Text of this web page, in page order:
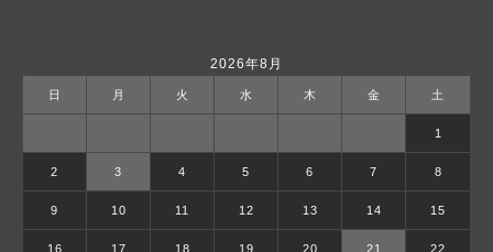
2026年8月
日 月 火 水 木 金 土
1
2 3 4 5 6 7 8
9 10 11 12 13 14 15
16 17 18 19 20 21 22